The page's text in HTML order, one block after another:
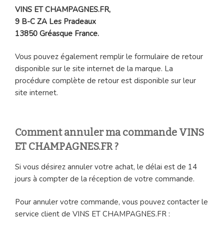
VINS ET CHAMPAGNES.FR,
9 B-C ZA Les Pradeaux
13850 Gréasque France.
Vous pouvez également remplir le formulaire de retour
disponible sur le site internet de la marque. La
procédure complète de retour est disponible sur leur
site internet.
Comment annuler ma commande VINS
ET CHAMPAGNES.FR ?
Si vous désirez annuler votre achat, le délai est de 14
jours à compter de la réception de votre commande.
Pour annuler votre commande, vous pouvez contacter le
service client de VINS ET CHAMPAGNES.FR :